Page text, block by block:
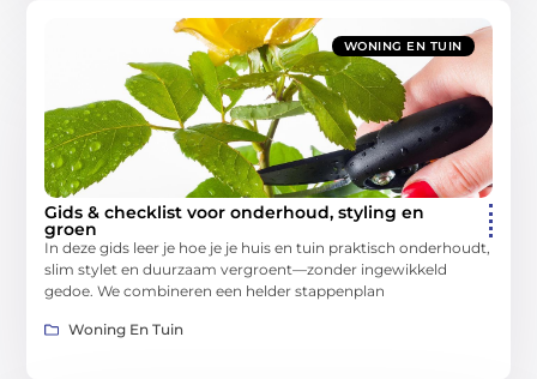
WONING EN TUIN
Gids & checklist voor onderhoud, styling en
groen
In deze gids leer je hoe je je huis en tuin praktisch onderhoudt,
slim stylet en duurzaam vergroent—zonder ingewikkeld
gedoe. We combineren een helder stappenplan
Woning En Tuin